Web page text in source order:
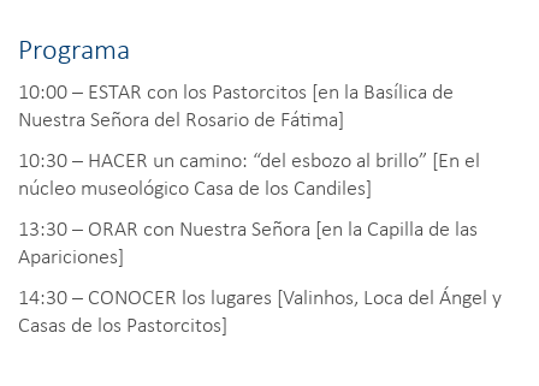
Programa
10:00 – ESTAR con los Pastorcitos [en la Basílica de
Nuestra Señora del Rosario de Fátima]
10:30 – HACER un camino: “del esbozo al brillo” [En el
núcleo museológico Casa de los Candiles]
13:30 – ORAR con Nuestra Señora [en la Capilla de las
Apariciones]
14:30 – CONOCER los lugares [Valinhos, Loca del Ángel y
Casas de los Pastorcitos]